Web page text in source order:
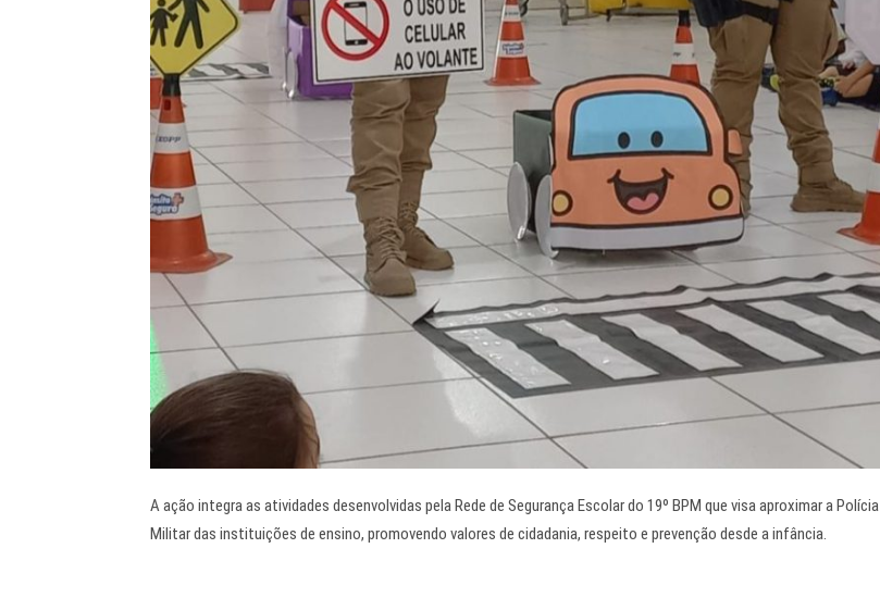
A ação integra as atividades desenvolvidas pela Rede de Segurança Escolar do 19º BPM que visa aproximar a Polícia
Militar das instituições de ensino, promovendo valores de cidadania, respeito e prevenção desde a infância.